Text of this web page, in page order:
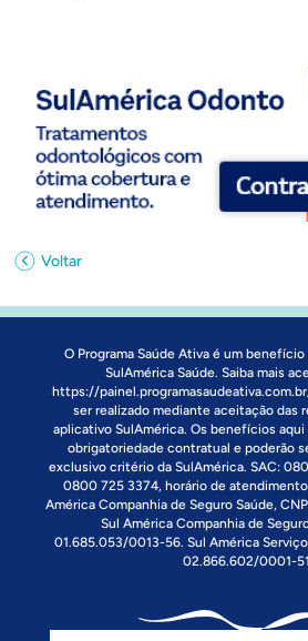
Voltar
O Programa Saúde Ativa é um
SulAmérica Saúde. Saiba mais
https://
ser realizado mediante aceitação das
aplicativo SulAmérica. Os benefícios
obrigatoriedade contratual e poderão
exclusivo critério da SulAmérica. SAC:
0800 725 3374, horário de atendimento
América Companhia de Seguro Saúde,
Sul América Companhia de
01.685.053/0013-56. Sul América
02.866.602/0001-